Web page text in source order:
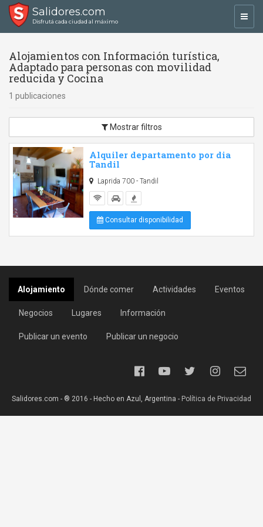
Salidores.com
Disfrutá cada ciudad al máximo
Alojamientos con Información turística,
Adaptado para personas con movilidad
reducida y Cocina
1 publicaciones
Mostrar filtros
Alquiler departamento por dia
Tandil
Laprida 700 - Tandil
Consultar disponibilidad
Alojamiento Dónde comer Actividades Eventos
Negocios Lugares Información
Publicar un evento Publicar un negocio
Salidores.com - ® 2016 - Hecho en Azul, Argentina - Política de Privacidad